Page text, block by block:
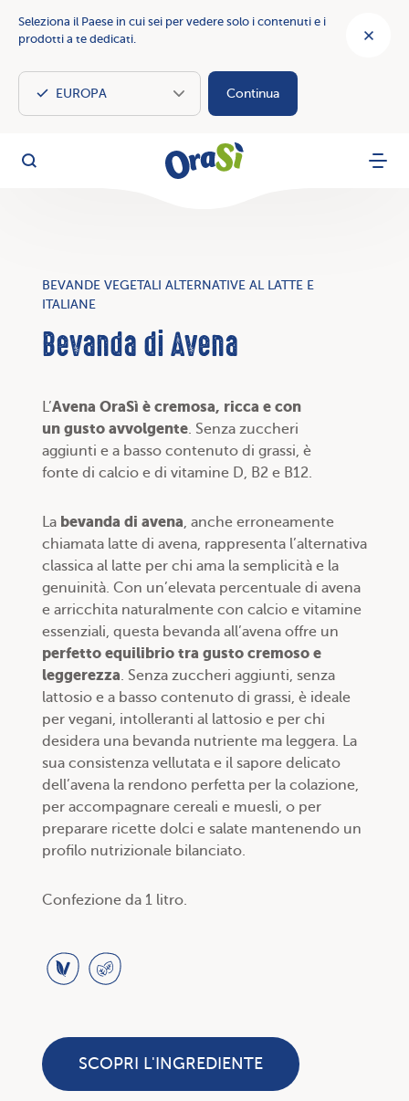
Seleziona il Paese in cui sei per vedere solo i contenuti e i
prodotti a te dedicati.
Continua
OraSì
Cerca Menu
BEVANDE VEGETALI ALTERNATIVE AL LATTE E
ITALIANE
Bevanda di Avena
L’Avena OraSì è cremosa, ricca e con
un gusto avvolgente. Senza zuccheri
aggiunti e a basso contenuto di grassi, è
fonte di calcio e di vitamine D, B2 e B12.
La bevanda di avena, anche erroneamente
chiamata latte di avena, rappresenta l’alternativa
classica al latte per chi ama la semplicità e la
genuinità. Con un’elevata percentuale di avena
e arricchita naturalmente con calcio e vitamine
essenziali, questa bevanda all’avena offre un
perfetto equilibrio tra gusto cremoso e
leggerezza. Senza zuccheri aggiunti, senza
lattosio e a basso contenuto di grassi, è ideale
per vegani, intolleranti al lattosio e per chi
desidera una bevanda nutriente ma leggera. La
sua consistenza vellutata e il sapore delicato
dell’avena la rendono perfetta per la colazione,
per accompagnare cereali e muesli, o per
preparare ricette dolci e salate mantenendo un
profilo nutrizionale bilanciato.
Confezione da 1 litro.
SCOPRI L'INGREDIENTE